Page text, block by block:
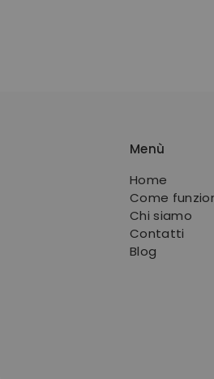
Menù
Home
Come
Chi siamo
Contatti
Blog